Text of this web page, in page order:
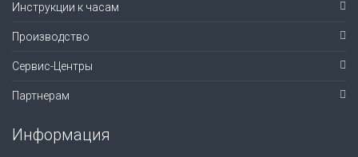
Инструкции к часам
Производство
Сервис-Центры
Партнерам
Информация